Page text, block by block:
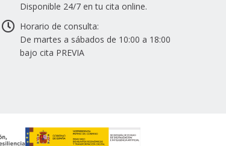
Disponible 24/7 en tu cita online.
Horario de consulta:
De martes a sábados de 10:00 a 18:00
bajo cita PREVIA